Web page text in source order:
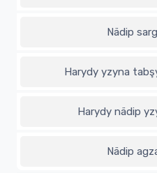
Nädip
Harydy yzyna
Harydy nädip
Nädip